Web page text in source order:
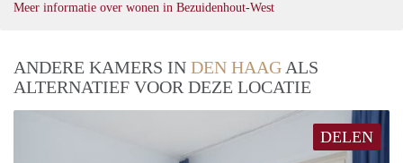
Meer informatie over wonen in Bezuidenhout-West
ANDERE KAMERS IN DEN HAAG ALS
ALTERNATIEF VOOR DEZE LOCATIE
DELEN